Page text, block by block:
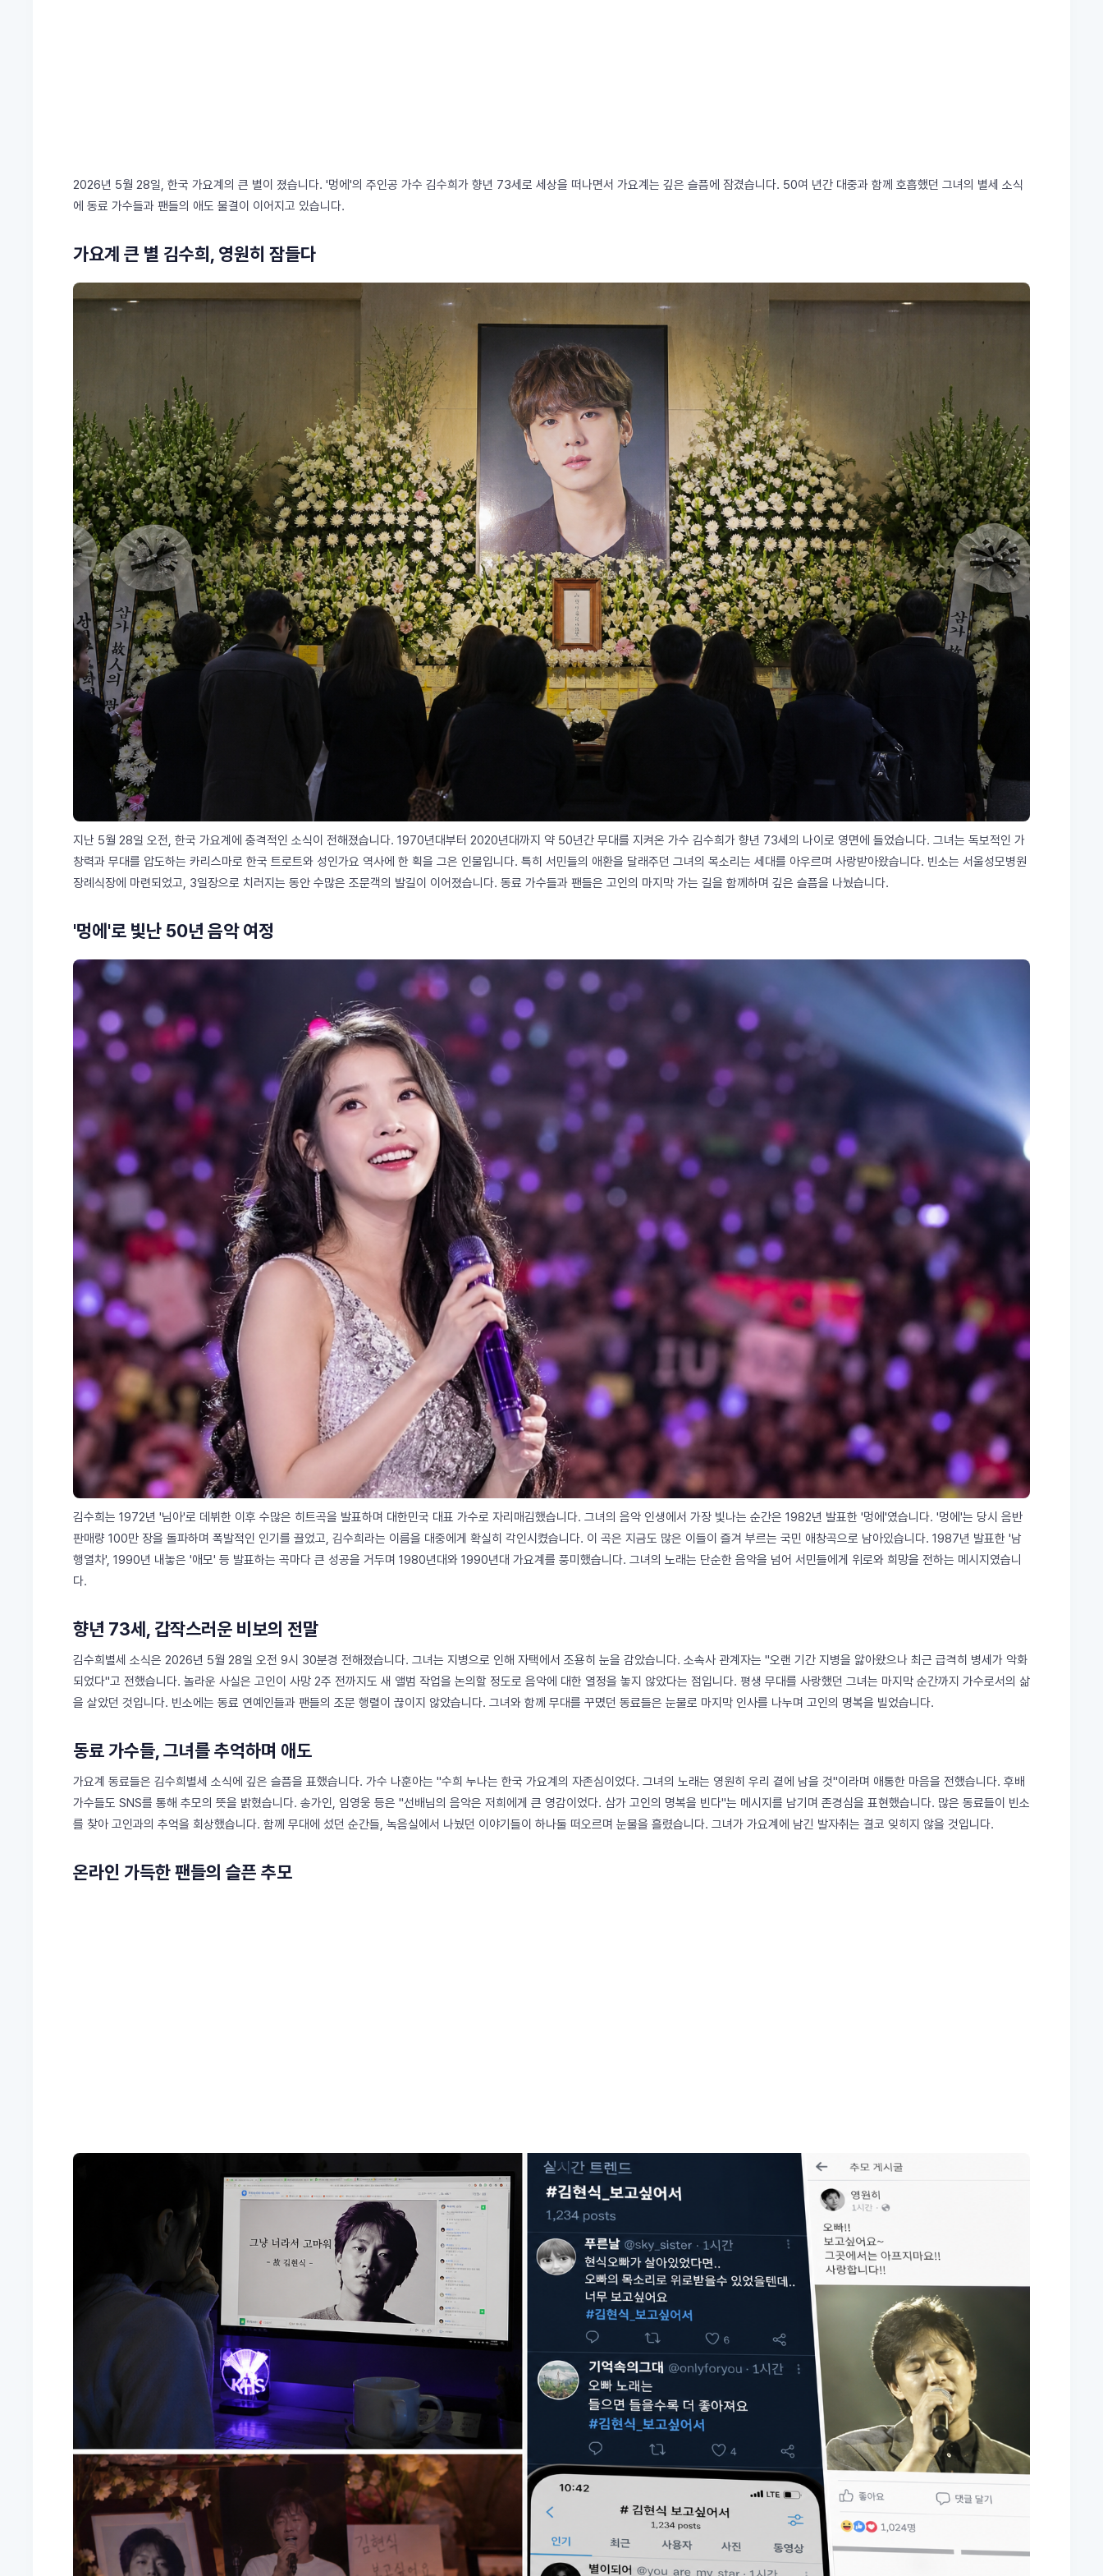
2026년 5월 28일, 한국 가요계의 큰 별이 졌습니다. '멍에'의 주인공 가수 김수희가 향년 73세로 세상을 떠나면서 가요계는 깊은 슬픔에 잠겼습니다. 50여 년간 대중과 함께 호흡했던 그녀의 별세 소식
에 동료 가수들과 팬들의 애도 물결이 이어지고 있습니다.
가요계 큰 별 김수희, 영원히 잠들다
지난 5월 28일 오전, 한국 가요계에 충격적인 소식이 전해졌습니다. 1970년대부터 2020년대까지 약 50년간 무대를 지켜온 가수 김수희가 향년 73세의 나이로 영면에 들었습니다. 그녀는 독보적인 가
창력과 무대를 압도하는 카리스마로 한국 트로트와 성인가요 역사에 한 획을 그은 인물입니다. 특히 서민들의 애환을 달래주던 그녀의 목소리는 세대를 아우르며 사랑받아왔습니다. 빈소는 서울성모병원
장례식장에 마련되었고, 3일장으로 치러지는 동안 수많은 조문객의 발길이 이어졌습니다. 동료 가수들과 팬들은 고인의 마지막 가는 길을 함께하며 깊은 슬픔을 나눴습니다.
'멍에'로 빛난 50년 음악 여정
김수희는 1972년 '님아'로 데뷔한 이후 수많은 히트곡을 발표하며 대한민국 대표 가수로 자리매김했습니다. 그녀의 음악 인생에서 가장 빛나는 순간은 1982년 발표한 '멍에'였습니다. '멍에'는 당시 음반
판매량 100만 장을 돌파하며 폭발적인 인기를 끌었고, 김수희라는 이름을 대중에게 확실히 각인시켰습니다. 이 곡은 지금도 많은 이들이 즐겨 부르는 국민 애창곡으로 남아있습니다. 1987년 발표한 '남
행열차', 1990년 내놓은 '애모' 등 발표하는 곡마다 큰 성공을 거두며 1980년대와 1990년대 가요계를 풍미했습니다. 그녀의 노래는 단순한 음악을 넘어 서민들에게 위로와 희망을 전하는 메시지였습니
다.
향년 73세, 갑작스러운 비보의 전말
김수희별세 소식은 2026년 5월 28일 오전 9시 30분경 전해졌습니다. 그녀는 지병으로 인해 자택에서 조용히 눈을 감았습니다. 소속사 관계자는 "오랜 기간 지병을 앓아왔으나 최근 급격히 병세가 악화
되었다"고 전했습니다. 놀라운 사실은 고인이 사망 2주 전까지도 새 앨범 작업을 논의할 정도로 음악에 대한 열정을 놓지 않았다는 점입니다. 평생 무대를 사랑했던 그녀는 마지막 순간까지 가수로서의 삶
을 살았던 것입니다. 빈소에는 동료 연예인들과 팬들의 조문 행렬이 끊이지 않았습니다. 그녀와 함께 무대를 꾸몄던 동료들은 눈물로 마지막 인사를 나누며 고인의 명복을 빌었습니다.
동료 가수들, 그녀를 추억하며 애도
가요계 동료들은 김수희별세 소식에 깊은 슬픔을 표했습니다. 가수 나훈아는 "수희 누나는 한국 가요계의 자존심이었다. 그녀의 노래는 영원히 우리 곁에 남을 것"이라며 애통한 마음을 전했습니다. 후배
가수들도 SNS를 통해 추모의 뜻을 밝혔습니다. 송가인, 임영웅 등은 "선배님의 음악은 저희에게 큰 영감이었다. 삼가 고인의 명복을 빈다"는 메시지를 남기며 존경심을 표현했습니다. 많은 동료들이 빈소
를 찾아 고인과의 추억을 회상했습니다. 함께 무대에 섰던 순간들, 녹음실에서 나눴던 이야기들이 하나둘 떠오르며 눈물을 흘렸습니다. 그녀가 가요계에 남긴 발자취는 결코 잊히지 않을 것입니다.
온라인 가득한 팬들의 슬픈 추모